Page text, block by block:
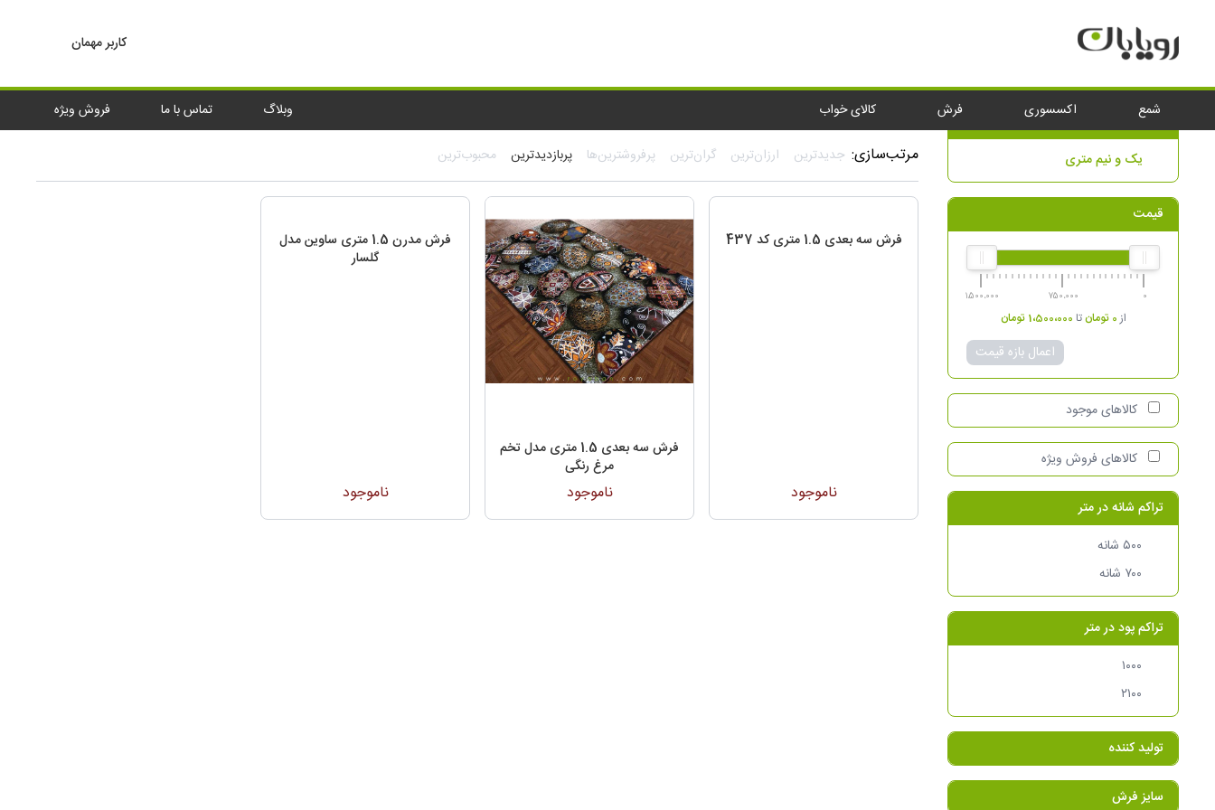
کاربر مهمان
شمع اکسسوری فرش کالای خواب وبلاگ تماس با ما
فروش ویژه
فرش فرش سه بعدی
دسته‌بندی نتایج
یک و نیم متری
قیمت
750،000 1،500،000
از0تومانتا1،500،000تومان
اعمال بازه قیمت
کالا‌های موجود
کالاهای فروش ویژه
تراکم شانه در متر
۵۰۰ شانه
۷۰۰ شانه
تراکم پود در متر
۱۰۰۰
۲۱۰۰
یک و نیم متری
ارزان‌ترین گران‌ترین پرفروشترین‌ها پربازدیدترین محبوب‌ترین
فرش سه بعدی 1.5 متری مدل تخم